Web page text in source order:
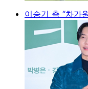
이승기 측 “차가